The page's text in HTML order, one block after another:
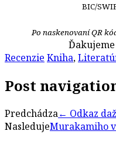
BIC/
Po naskenovaní QR
Recenzie Kniha,
Post
Predchádza← Odkaz
NasledujeMurakamiho